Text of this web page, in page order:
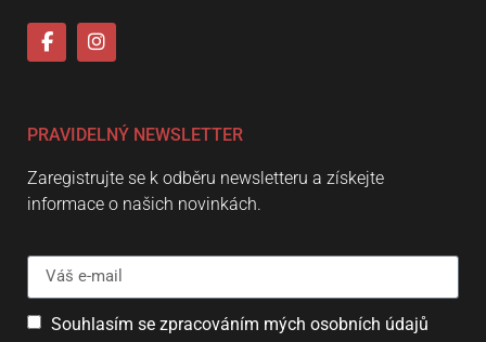
PRAVIDELNÝ NEWSLETTER
Zaregistrujte se k odběru newsletteru a získejte
informace o našich novinkách.
Souhlasím se zpracováním mých osobních údajů